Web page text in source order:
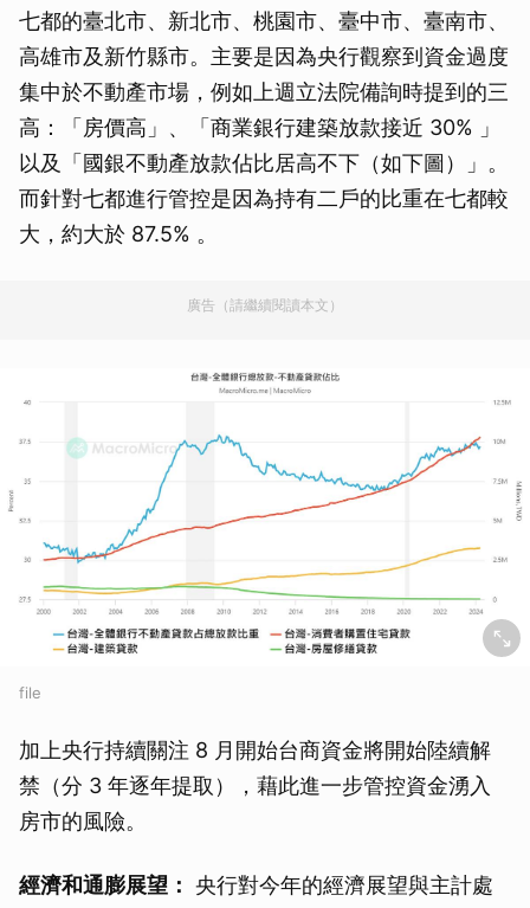
七都的臺北市、新北市、桃園市、臺中市、臺南市、
高雄市及新竹縣市。主要是因為央行觀察到資金過度
集中於不動產市場，例如上週立法院備詢時提到的三
高：「房價高」、「商業銀行建築放款接近 30% 」
以及「國銀不動產放款佔比居高不下（如下圖）」。
而針對七都進行管控是因為持有二戶的比重在七都較
大，約大於 87.5% 。
廣告（請繼續閱讀本文）
file
加上央行持續關注 8 月開始台商資金將開始陸續解
禁（分 3 年逐年提取），藉此進一步管控資金湧入
房市的風險。
經濟和通膨展望： 央行對今年的經濟展望與主計處